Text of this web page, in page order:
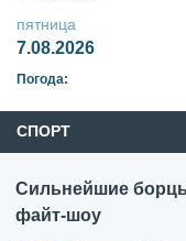
пятница
7.08.2026
Погода:
СПОРТ
Сильнейшие
файт-шоу